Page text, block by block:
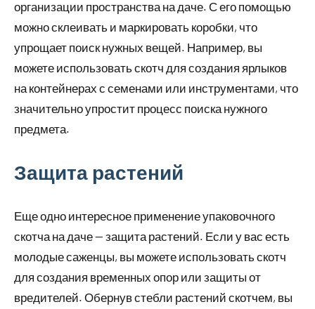
организации пространства на даче. С его помощью
можно склеивать и маркировать коробки, что
упрощает поиск нужных вещей. Например, вы
можете использовать скотч для создания ярлыков
на контейнерах с семенами или инструментами, что
значительно упростит процесс поиска нужного
предмета.
Защита растений
Еще одно интересное применение упаковочного
скотча на даче — защита растений. Если у вас есть
молодые саженцы, вы можете использовать скотч
для создания временных опор или защиты от
вредителей. Обернув стебли растений скотчем, вы